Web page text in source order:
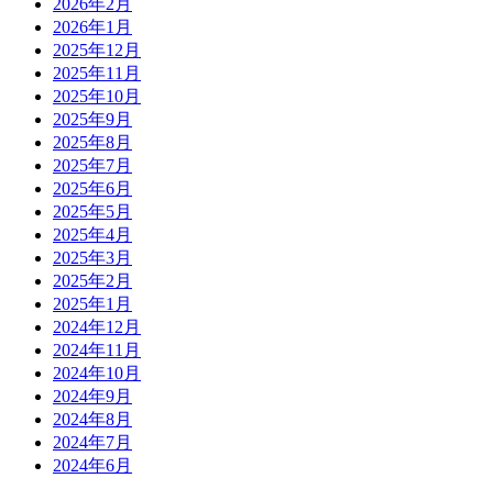
2026年2月
2026年1月
2025年12月
2025年11月
2025年10月
2025年9月
2025年8月
2025年7月
2025年6月
2025年5月
2025年4月
2025年3月
2025年2月
2025年1月
2024年12月
2024年11月
2024年10月
2024年9月
2024年8月
2024年7月
2024年6月